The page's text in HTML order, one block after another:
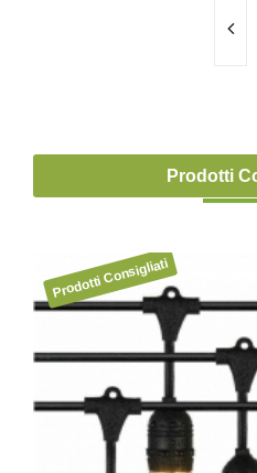
Prodotti